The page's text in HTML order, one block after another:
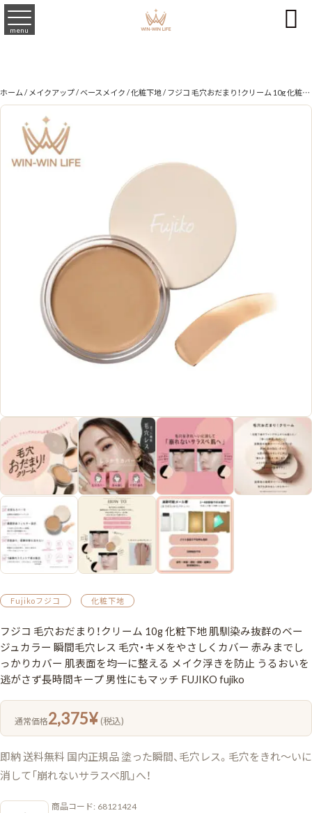
menu 
ホーム/メイクアップ/ベースメイク/化粧下地/ フジコ 毛穴おだまり！クリーム 10g 化粧下地 肌馴染み抜群のベージュカラー 瞬間毛穴レス 毛穴・キメをやさしくカバー 赤みまでしっかりカバー 肌表面を均一に整える メイク浮きを防止 うるおいを逃がさず長時間キープ 男性にもマッチ FUJIKO fujiko
Fujikoフジコ 化粧下地
フジコ 毛穴おだまり！クリーム 10g 化粧下地 肌馴染み抜群のベー
ジュカラー 瞬間毛穴レス 毛穴・キメをやさしくカバー 赤みまでし
っかりカバー 肌表面を均一に整える メイク浮きを防止 うるおいを
逃がさず長時間キープ 男性にもマッチ FUJIKO fujiko
通常価格2,375¥ (税込)
即納 送料無料 国内正規品 塗った瞬間、毛穴レス。毛穴をきれ〜いに
消して「崩れないサラスベ肌」へ！
フ 商品コード: 68121424